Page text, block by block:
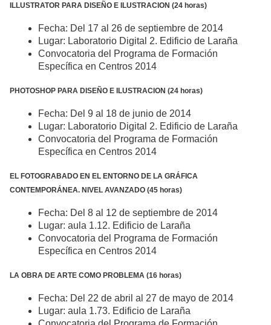
ILLUSTRATOR PARA DISEÑO E ILUSTRACION (24 horas)
Fecha: Del 17 al 26 de septiembre de 2014
Lugar: Laboratorio Digital 2. Edificio de Laraña
Convocatoria del Programa de Formación
Específica en Centros 2014
PHOTOSHOP PARA DISEÑO E ILUSTRACION (24 horas)
Fecha: Del 9 al 18 de junio de 2014
Lugar: Laboratorio Digital 2. Edificio de Laraña
Convocatoria del Programa de Formación
Específica en Centros 2014
EL FOTOGRABADO EN EL ENTORNO DE LA GRÁFICA
CONTEMPORÁNEA. NIVEL AVANZADO (45 horas)
Fecha: Del 8 al 12 de septiembre de 2014
Lugar: aula 1.12. Edificio de Laraña
Convocatoria del Programa de Formación
Específica en Centros 2014
LA OBRA DE ARTE COMO PROBLEMA (16 horas)
Fecha: Del 22 de abril al 27 de mayo de 2014
Lugar: aula 1.73. Edificio de Laraña